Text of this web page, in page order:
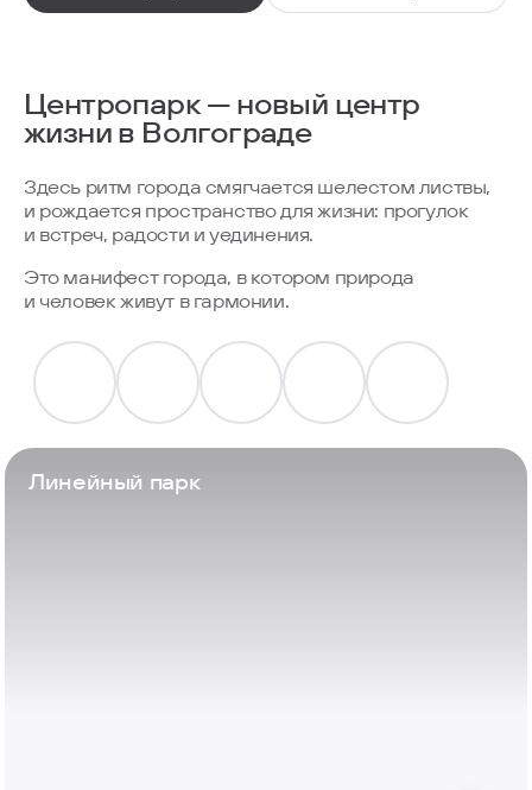
Центропарк — новый центр
жизни в Волгограде
Здесь ритм города смягчается шелестом листвы,
и рождается пространство для жизни: прогулок
и встреч, радости и уединения.
Это манифест города, в котором природа
и человек живут в гармонии.
Линейный парк